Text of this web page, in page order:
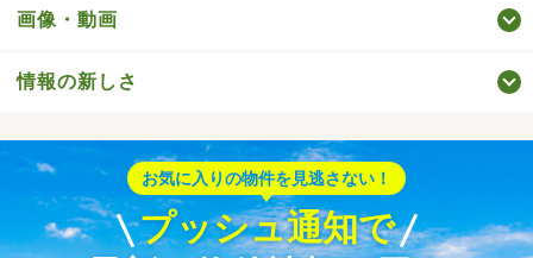
画像・動画
情報の新しさ
お気に入りの物件を見逃さない！
プッシュ通知で